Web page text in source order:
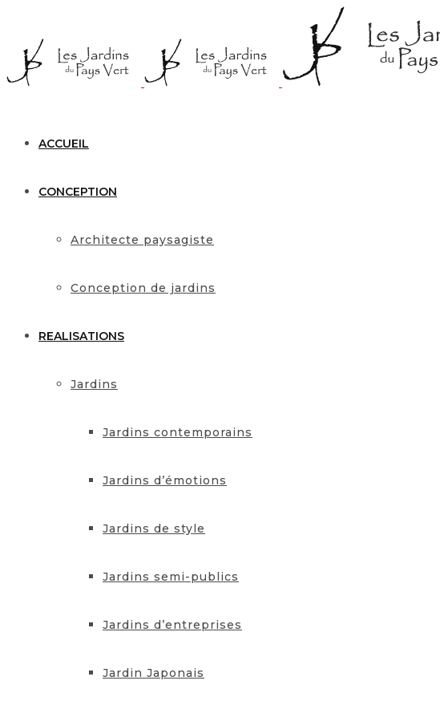
ACCUEIL
CONCEPTION
Architecte paysagiste
Conception de jardins
REALISATIONS
Jardins
Jardins contemporains
Jardins d’émotions
Jardins de style
Jardins semi-publics
Jardins d’entreprises
Jardin Japonais